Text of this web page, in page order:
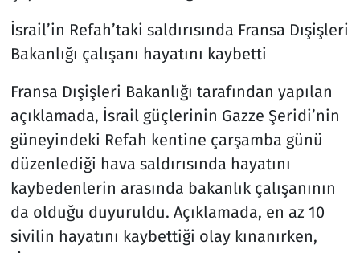
İsrail’in Refah’taki saldırısında Fransa Dışişleri
Bakanlığı çalışanı hayatını kaybetti
Fransa Dışişleri Bakanlığı tarafından yapılan
açıklamada, İsrail güçlerinin Gazze Şeridi’nin
güneyindeki Refah kentine çarşamba günü
düzenlediği hava saldırısında hayatını
kaybedenlerin arasında bakanlık çalışanının
da olduğu duyuruldu. Açıklamada, en az 10
sivilin hayatını kaybettiği olay kınanırken,